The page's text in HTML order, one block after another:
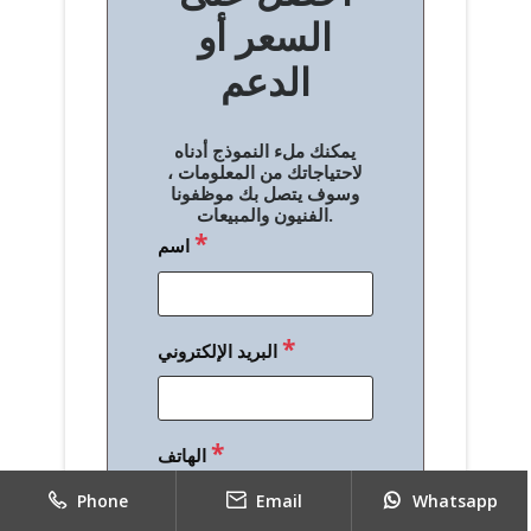
السعر أو
الدعم
يمكنك ملء النموذج أدناه
لاحتياجاتك من المعلومات ،
وسوف يتصل بك موظفونا
الفنيون والمبيعات.
اسم*
البريد الإلكتروني*
الهاتف*
Phone Email Whatsapp